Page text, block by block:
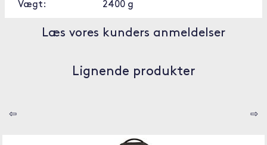
Vægt:
2400 g
Læs vores kunders anmeldelser
Lignende produkter
⇦ ⇨